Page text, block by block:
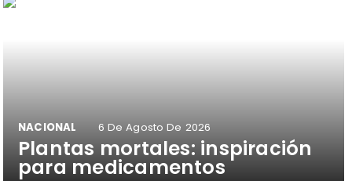
Plantas mortales: inspiración
para medicamentos
NACIONAL 6 De Agosto De 2026